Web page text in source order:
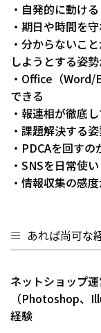
・自発的に動ける
・期日や時間を
・分からないこ
しようとする姿
・Office（
できる
・報連相が徹底
・課題解決する
・PDCAを回す
・SNSを日常使
・情報収集の感
あれば尚可な
ネットショップ
（Photoshop、
経験